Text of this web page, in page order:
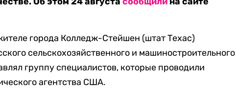
города Колледж-Стейшен (штат Техас)
сельскохозяйственного и машиностроительного
группу специалистов, которые проводили
агентства США.